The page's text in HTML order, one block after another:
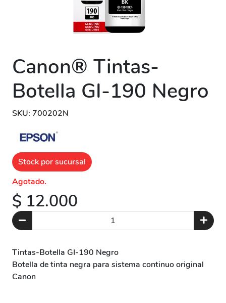
Canon® Tintas-
Botella GI-190 Negro
SKU: 700202N
Stock por sucursal
Agotado.
$ 12.000
Tintas-Botella GI-190 Negro
Botella de tinta negra para sistema continuo original
Canon